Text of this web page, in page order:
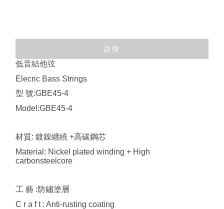
詳情
低音結他弦
Elecric Bass Strings
型 號:GBE45-4
Model:GBE45-4
材質: 鍍鎳纏繞 +高碳鋼芯
Material: Nickel plated winding + High
carbonsteelcore
工 藝 :防鏽塗層
C r a f t : Anti-rusting coating